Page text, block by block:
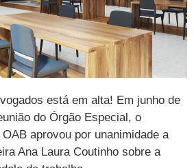
está em alta! Em junho de
do Órgão Especial, o
aprovou por unanimidade a
Ana Laura Coutinho sobre a